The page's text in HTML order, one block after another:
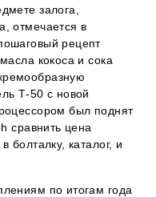
залога,
отмечается в
рецепт
кокоса и сока
Т-50 с новой
был поднят
сравнить цена
болталку, каталог, и
по итогам года